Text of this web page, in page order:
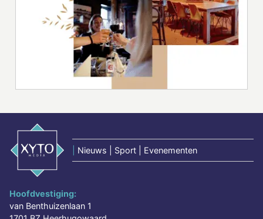
Nieuws | Sport | Evenementen
Hoofdvestiging:
van Benthuizenlaan 1